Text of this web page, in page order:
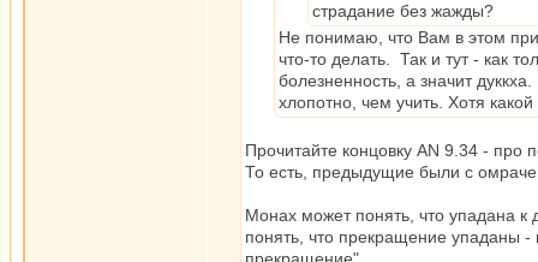
страдание без жажды?
Не понимаю, что Вам в этом
что-то делать. Так и тут - как
болезненность, а значит
хлопотно, чем учить. Хотя
Прочитайте концовку AN 9.34 - про
То есть, предыдущие были с
Монах может понять, что упадана к
понять, что прекращение упаданы